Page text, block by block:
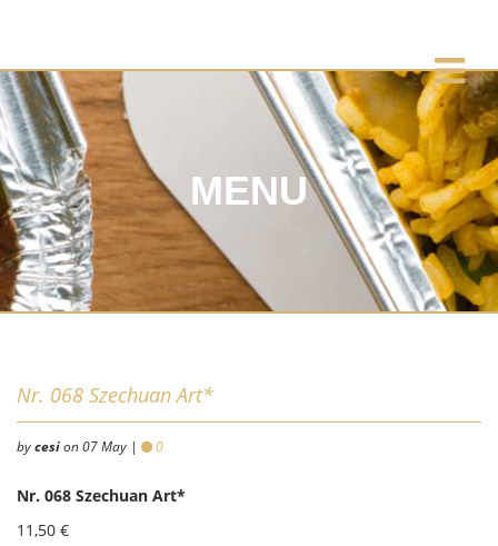
MENU
Nr. 068 Szechuan Art*
bycesion 07 May | 0
Nr. 068 Szechuan Art*
11,50 €